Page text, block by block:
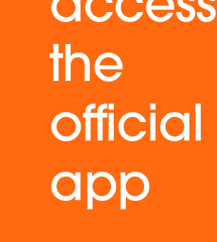
the
official
app